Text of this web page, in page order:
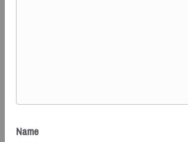
Name